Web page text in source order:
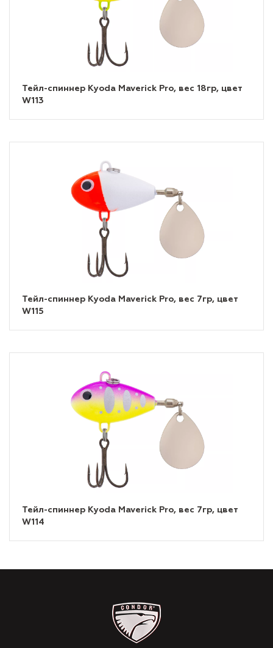
Тейл-спиннер Kyoda Maverick Pro, вес 18гр, цвет
W113
Тейл-спиннер Kyoda Maverick Pro, вес 7гр, цвет
W115
Тейл-спиннер Kyoda Maverick Pro, вес 7гр, цвет
W114